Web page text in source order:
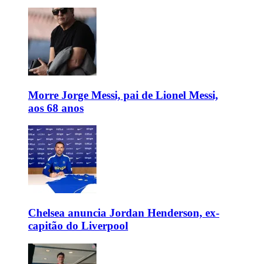
Morre Jorge Messi, pai de Lionel Messi,
aos 68 anos
Chelsea anuncia Jordan Henderson, ex-
capitão do Liverpool